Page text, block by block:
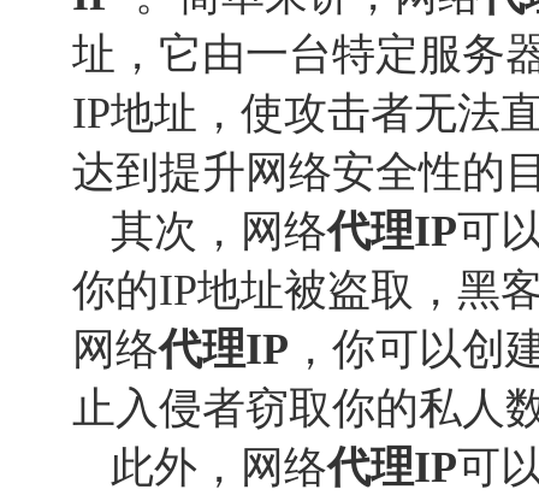
址，它由一台特定服务
IP地址，使攻击者无法
达到提升网络安全性的
其次，网络代理IP可
你的IP地址被盗取，黑
网络代理IP ，你可以创
止入侵者窃取你的私人
此外，网络代理IP可